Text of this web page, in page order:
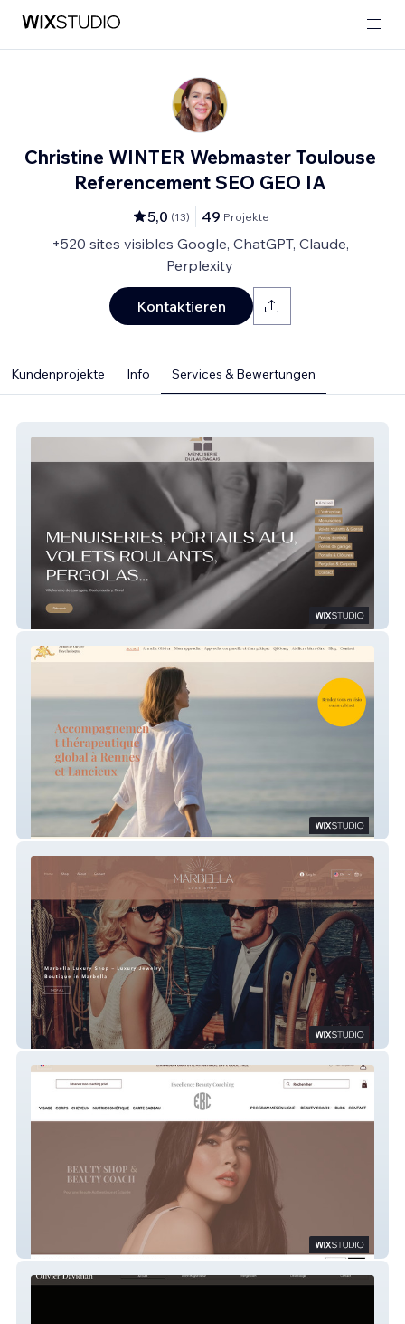
Christine WINTER Webmaster Toulouse
Referencement SEO GEO IA
5,0 (13) 49 Projekte
+520 sites visibles Google, ChatGPT, Claude,
Perplexity
Kontaktieren
Kundenprojekte Info Services & Bewertungen
Menuiserie du Lauragais
Armelle Olivier Psychologue Lancieux
Marbella Luxe Shop
Excellence Beauty Coaching